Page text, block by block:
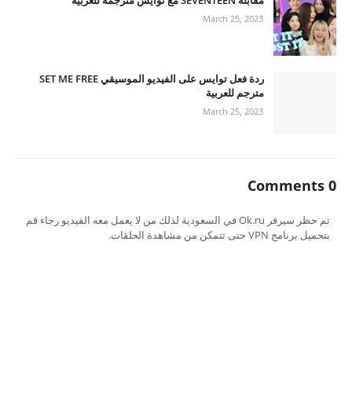
March 25, 2023
ردة فعل توايس على الفيديو الموسيقي SET ME FREE
مترجم للعربية
March 25, 2023
0 Comments
تم حظر سيرفر Ok.ru في السعودية لذلك من لا يعمل معه الفيديو رجاء قم
بتحميل برنامج VPN حتى تتمكن من مشاهدة الحلقات.